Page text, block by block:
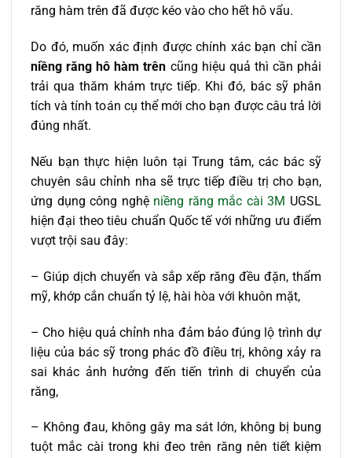
răng hàm trên đã được kéo vào cho hết hô vẩu.
Do đó, muốn xác định được chính xác bạn chỉ cần
niềng răng hô hàm trên cũng hiệu quả thì cần phải
trải qua thăm khám trực tiếp. Khi đó, bác sỹ phân
tích và tính toán cụ thể mới cho bạn được câu trả lời
đúng nhất.
Nếu bạn thực hiện luôn tại Trung tâm, các bác sỹ
chuyên sâu chỉnh nha sẽ trực tiếp điều trị cho bạn,
ứng dụng công nghệ niềng răng mắc cài 3M UGSL
hiện đại theo tiêu chuẩn Quốc tế với những ưu điểm
vượt trội sau đây:
– Giúp dịch chuyển và sắp xếp răng đều đặn, thẩm
mỹ, khớp cắn chuẩn tỷ lệ, hài hòa với khuôn mặt,
– Cho hiệu quả chỉnh nha đảm bảo đúng lộ trình dự
liệu của bác sỹ trong phác đồ điều trị, không xảy ra
sai khác ảnh hưởng đến tiến trình di chuyển của
răng,
– Không đau, không gây ma sát lớn, không bị bung
tuột mắc cài trong khi đeo trên răng nên tiết kiệm